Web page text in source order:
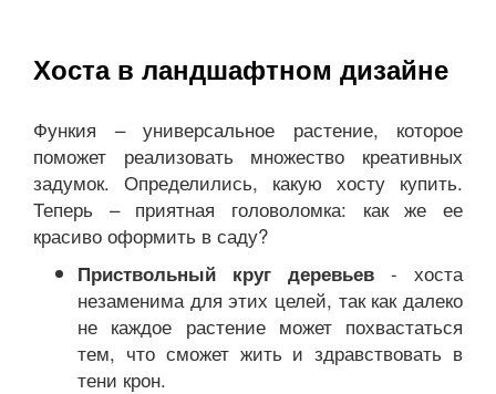
Хоста в ландшафтном дизайне
Функия – универсальное растение, которое
поможет реализовать множество креативных
задумок. Определились, какую хосту купить.
Теперь – приятная головоломка: как же ее
красиво оформить в саду?
Приствольный круг деревьев - хоста
незаменима для этих целей, так как далеко
не каждое растение может похвастаться
тем, что сможет жить и здравствовать в
тени крон.